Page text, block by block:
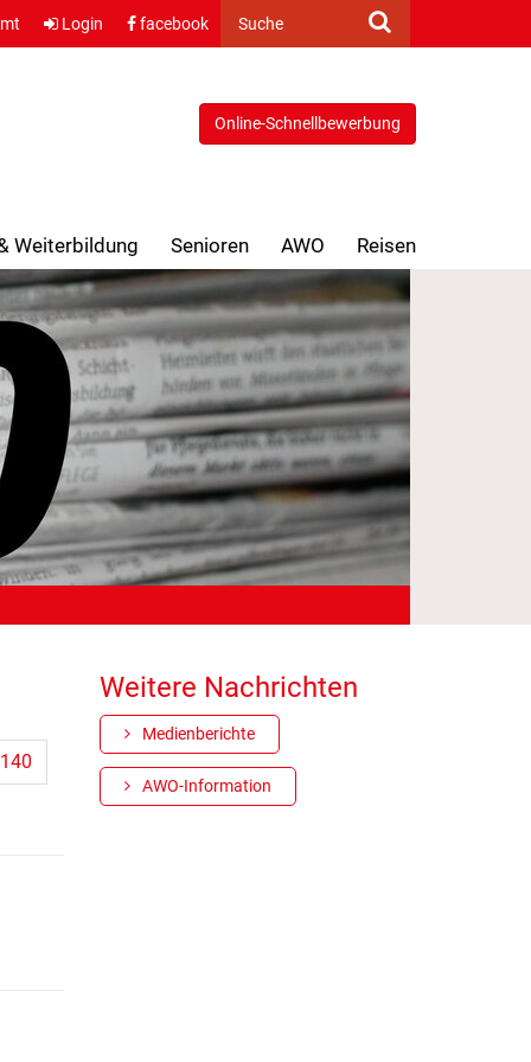
Suche
Login facebook
Online-Schnellbewerbung
Weiterbildung Senioren AWO Reisen
140
Weitere Nachrichten
Medienberichte
AWO-Information